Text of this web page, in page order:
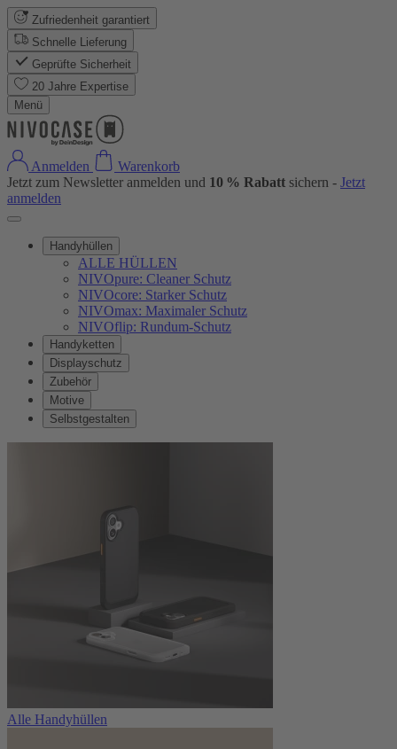
Zufriedenheit garantiert
Schnelle Lieferung
Geprüfte Sicherheit
20 Jahre Expertise
Menü
Anmelden
Warenkorb
Jetzt zum Newsletter anmelden und 10 % Rabatt sichern - Jetzt
anmelden
Handyhüllen
ALLE HÜLLEN
NIVOpure: Cleaner Schutz
NIVOcore: Starker Schutz
NIVOmax: Maximaler Schutz
NIVOflip: Rundum-Schutz
Handyketten
Displayschutz
Zubehör
Motive
Selbstgestalten
Alle Handyhüllen